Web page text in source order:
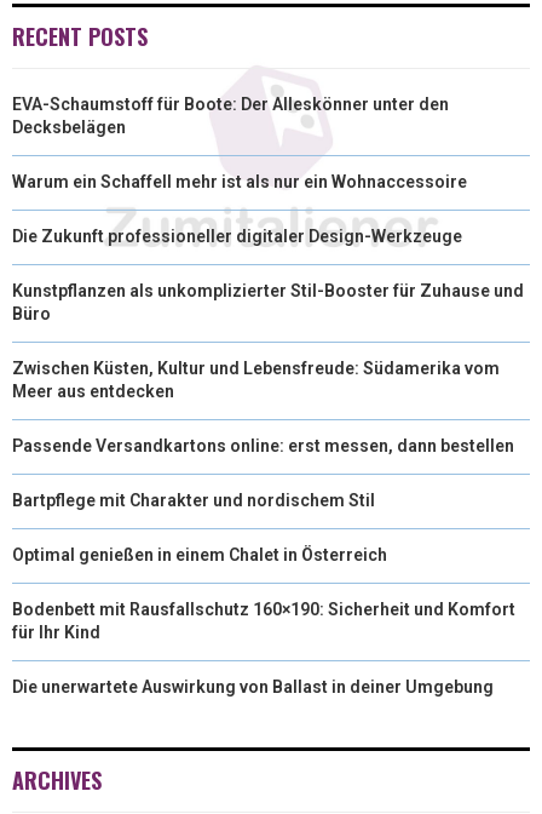
RECENT POSTS
EVA-Schaumstoff für Boote: Der Alleskönner unter den
Decksbelägen
Warum ein Schaffell mehr ist als nur ein Wohnaccessoire
Die Zukunft professioneller digitaler Design-Werkzeuge
Kunstpflanzen als unkomplizierter Stil-Booster für Zuhause und
Büro
Zwischen Küsten, Kultur und Lebensfreude: Südamerika vom
Meer aus entdecken
Passende Versandkartons online: erst messen, dann bestellen
Bartpflege mit Charakter und nordischem Stil
Optimal genießen in einem Chalet in Österreich
Bodenbett mit Rausfallschutz 160×190: Sicherheit und Komfort
für Ihr Kind
Die unerwartete Auswirkung von Ballast in deiner Umgebung
ARCHIVES